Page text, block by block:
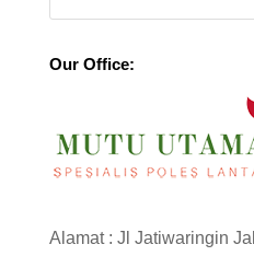
Our Office:
Alamat : Jl Jatiwaringin